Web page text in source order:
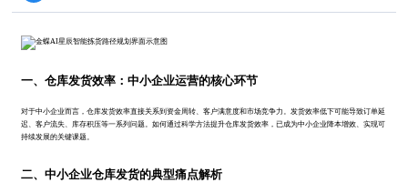
一、仓库发货效率：中小企业运营的核心环节
对于中小企业而言，仓库发货效率直接关系到资金周转、客户满意度和市场竞争力。发货效率低下可能导致订单延
迟、客户流失、库存积压等一系列问题。如何通过科学方法提升仓库发货效率，已成为中小企业降本增效、实现可
持续发展的关键课题。
二、中小企业仓库发货的典型痛点解析